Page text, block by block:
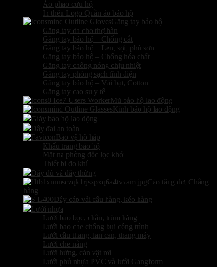
Áo phao cứu hộ
In thêu Logo Quần áo bảo hộ
Găng tay bảo hộ
Găng tay da cho thợ hàn
Găng tay bảo hộ – Chống cắt
Găng tay bảo hộ – Len, sợi, phủ sơn
Găng tay bảo hộ – Chống hóa chất
Găng tay chống nóng chịu nhiệt
Găng tay phòng sạch tĩnh điện
Găng tay bảo hộ – Vải bạt, Cotton
Găng tay cao su y tế
Mũ bảo hộ lao động
Kính bảo hộ lao động
Giày bảo hộ lao động
Dây đai an toàn
Bảo vệ hô hấp
Khẩu trang bảo hộ
Mặt nạ phòng độc lọc khói
Thiết bị đo khí
Dây dù và dây thừng
Cảo tăng đơ, Chằng
hàng
Dây cáp vải cẩu hàng, kéo hàng
Lưới nhựa
Lưới bao bọc, chắn, trùm hàng
Lưới bao che chống bụi công trình
Lưới cầu thang, lan can, thang máy
Lưới che nắng
Lưới hứng, cản vật rơi
Lưới phủ nhựa PVC và lưới Gangform